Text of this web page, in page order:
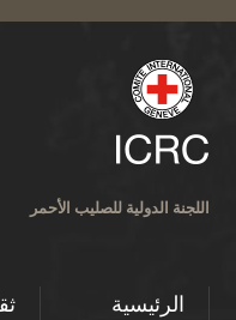
اللجنة الدولية للصليب الأحمر
الرئيسية